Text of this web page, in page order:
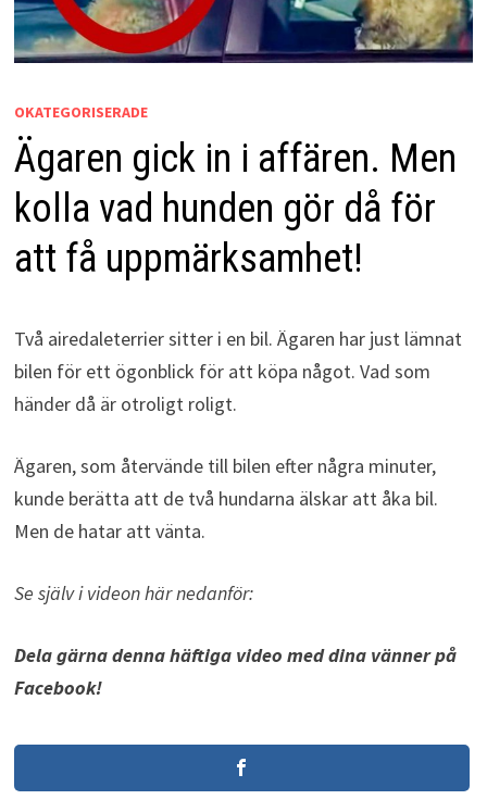
OKATEGORISERADE
Ägaren gick in i affären. Men
kolla vad hunden gör då för
att få uppmärksamhet!
Två airedaleterrier sitter i en bil. Ägaren har just lämnat
bilen för ett ögonblick för att köpa något. Vad som
händer då är otroligt roligt.
Ägaren, som återvände till bilen efter några minuter,
kunde berätta att de två hundarna älskar att åka bil.
Men de hatar att vänta.
Se själv i videon här nedanför:
Dela gärna denna häftiga video med dina vänner på
Facebook!